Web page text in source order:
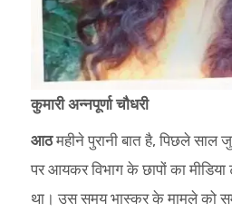
कुमारी अन्नपूर्णा चौधरी
आठमहीने पुरानी बात है, पिछले साल
पर आयकर विभाग के छापों का मीडिया
था। उस समय भास्कर के मामले को